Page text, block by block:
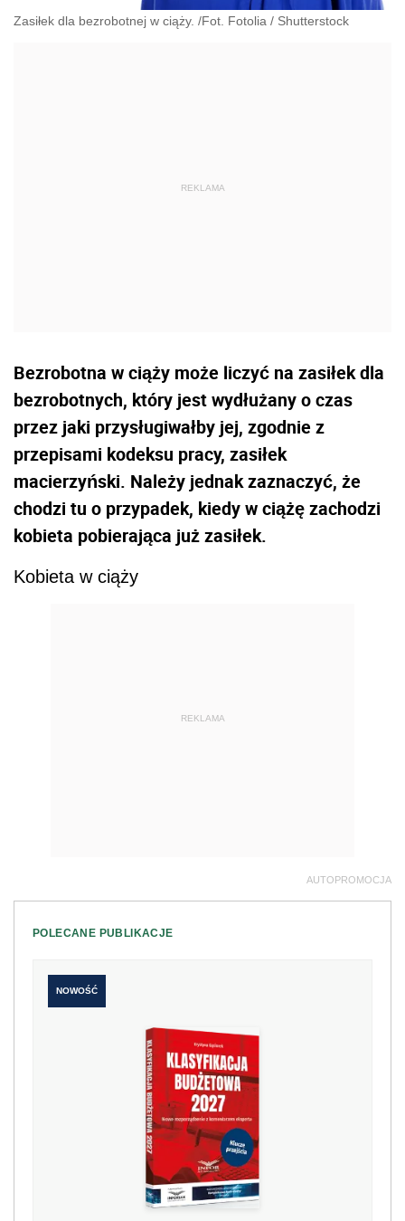
Zasiłek dla bezrobotnej w ciąży. /Fot. Fotolia / Shutterstock
Bezrobotna w ciąży może liczyć na zasiłek dla
bezrobotnych, który jest wydłużany o czas
przez jaki przysługiwałby jej, zgodnie z
przepisami kodeksu pracy, zasiłek
macierzyński. Należy jednak zaznaczyć, że
chodzi tu o przypadek, kiedy w ciążę zachodzi
kobieta pobierająca już zasiłek.
Kobieta w ciąży
REKLAMA
AUTOPROMOCJA
POLECANE PUBLIKACJE
NOWOŚĆ